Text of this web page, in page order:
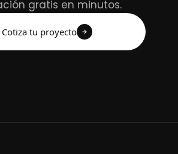
gratis en minutos.
Cotiza tu proyecto